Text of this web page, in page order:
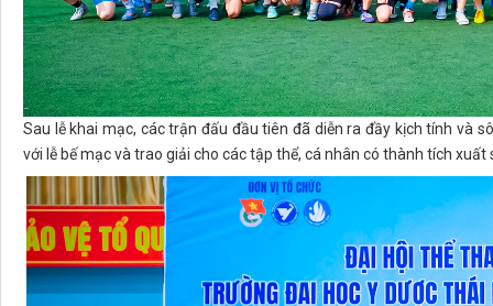
Sau lễ khai mạc, các trận đấu đầu tiên đã diễn ra đầy kịch tính và
với lễ bế mạc và trao giải cho các tập thể, cá nhân có thành tích xuất